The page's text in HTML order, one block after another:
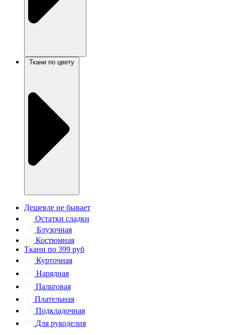
Дешевле не бывает
Остатки сладки
Блузочная
Костюмная
Ткани по 399 руб
Курточная
Нарядная
Пальтовая
Плательная
Подкладочная
Для рукоделия